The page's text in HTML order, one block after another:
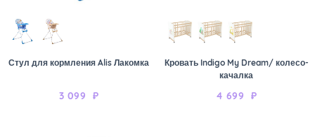
Стул для кормления Alis Лакомка
3 099 ₽
Кровать Indigo My Dream/ колесо-
качалка
4 699 ₽